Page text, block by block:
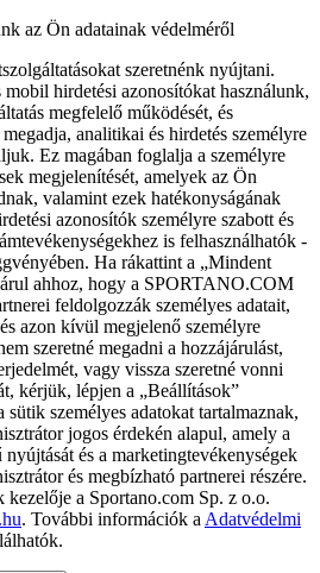
az Ön adatainak védelméről
szeretnénk nyújtani.
hirdetési azonosítókat használunk,
megfelelő működését, és
analitikai és hirdetés személyre
Ez magában foglalja a személyre
megjelenítését, amelyek az Ön
valamint ezek hatékonyságának
azonosítók személyre szabott és
is felhasználhatók -
Ha rákattint a „Mindent
ahhoz, hogy a SPORTANO.COM
feldolgozzák személyes adatait,
azon kívül megjelenő személyre
szeretné megadni a hozzájárulást,
vagy vissza szeretné vonni
kérjük, lépjen a „Beállítások”
személyes adatokat tartalmaznak,
jogos érdekén alapul, amely a
és a marketingtevékenységek
és megbízható partnerei részére.
kezelője a Sportano.com Sp. z o.o.
. További információk a Adatvédelmi